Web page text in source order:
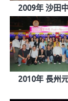
2009年 沙田
2010年 長州